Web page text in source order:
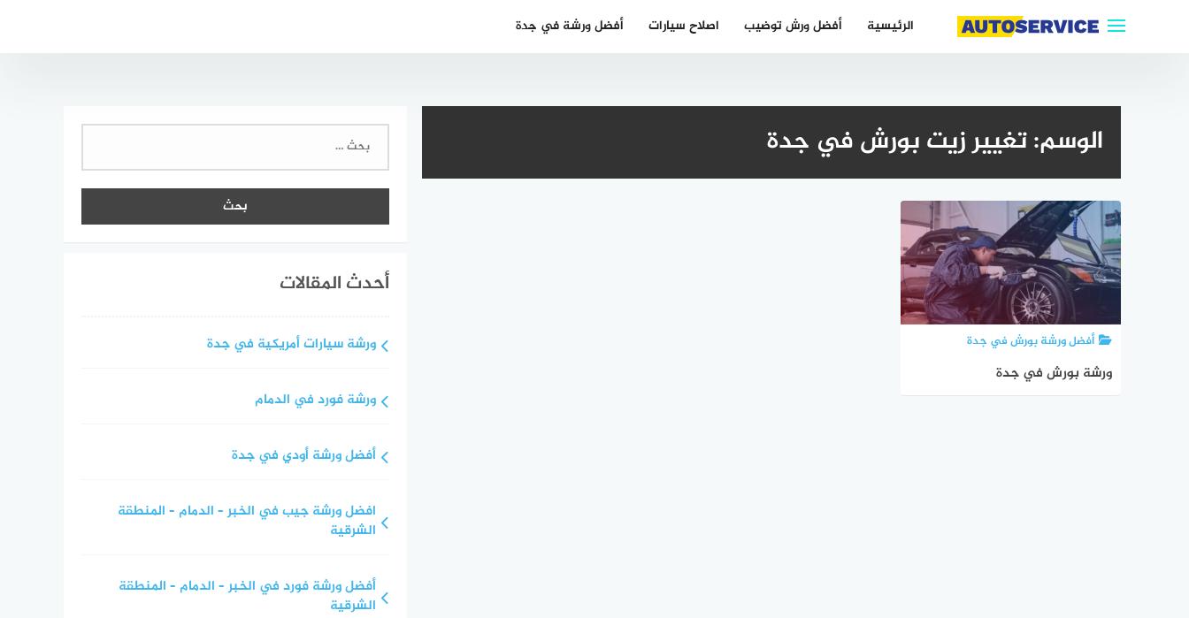
الرئيسية أفضل ورش توضيب اصلاح سيارات أفضل ورشة في جدة
الوسم:تغيير زيت بورش في جدة
أفضل ورشة بورش في جدة
ورشة بورش في جدة
البحث
أحدث المقالات
ورشة سيارات أمريكية في جدة
ورشة فورد في الدمام
أفضل ورشة أودي في جدة
افضل ورشة جيب في الخبر – الدمام – المنطقة
الشرقية
أفضل ورشة فورد في الخبر – الدمام – المنطقة
الشرقية